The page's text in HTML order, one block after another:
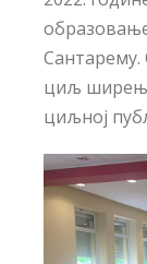
Сантарему.
циљ
циљној